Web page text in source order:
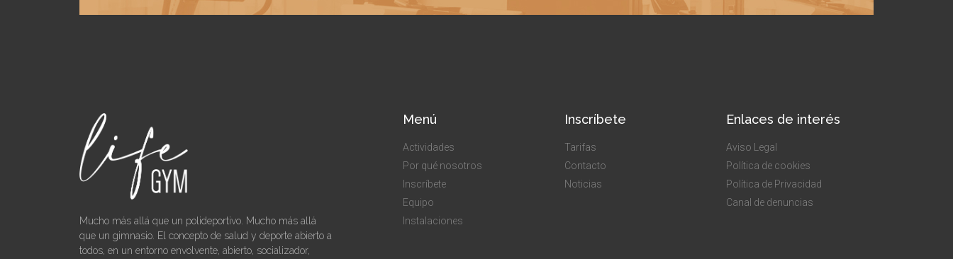
Mucho más allá que un polideportivo. Mucho más allá
que un gimnasio. El concepto de salud y deporte abierto a
todos, en un entorno envolvente, abierto, socializador,
Menú
Actividades
Por qué nosotros
Inscríbete
Equipo
Instalaciones
Inscríbete
Tarifas
Contacto
Noticias
Enlaces de interés
Aviso Legal
Política de cookies
Política de Privacidad
Canal de denuncias